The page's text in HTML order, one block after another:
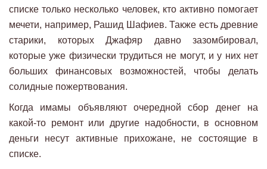
списке только несколько человек, кто активно помогает
мечети, например, Рашид Шафиев. Также есть древние
старики, которых Джафяр давно зазомбировал,
которые уже физически трудиться не могут, и у них нет
больших финансовых возможностей, чтобы делать
солидные пожертвования.
Когда имамы объявляют очередной сбор денег на
какой-то ремонт или другие надобности, в основном
деньги несут активные прихожане, не состоящие в
списке.